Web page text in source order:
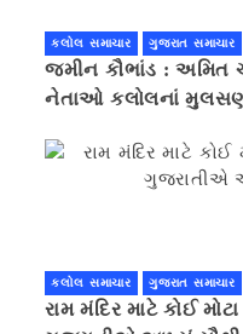
કલોલ સમાચાર ગુજરાત સમાચાર
જમીન કૌભાંડ : અમિત
નેતાઓ કલોલનાં
કલોલ સમાચાર ગુજરાત સમાચાર
રામ મંદિર માટે કોઈ